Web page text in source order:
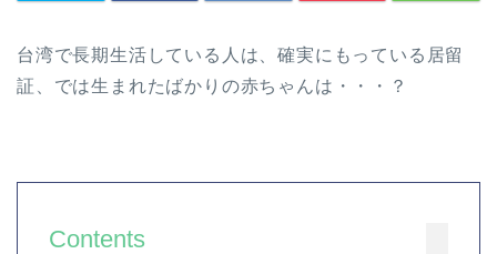
台湾で長期生活している人は、確実にもっている居留
証、では生まれたばかりの赤ちゃんは・・・？
Contents